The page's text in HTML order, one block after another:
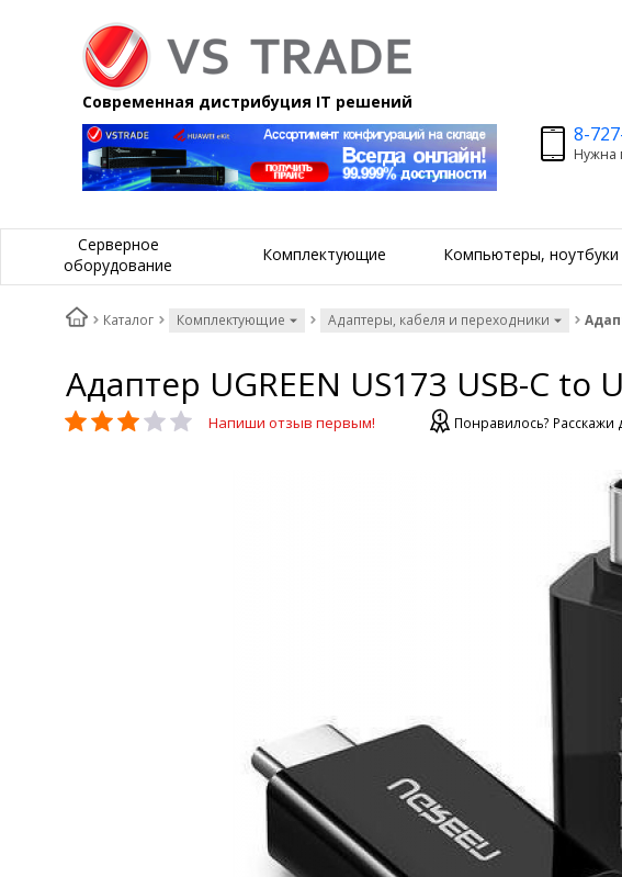
Современная дистрибуция IT решений
8-
Нужна
Серверное
оборудование
Комплектующие Компьютеры, ноутбуки
Каталог Комплектующие Адаптеры, кабеля и переходники
Адаптер UGREEN US173 USB-C to
Напиши отзыв первым! Понравилось? Расскажи